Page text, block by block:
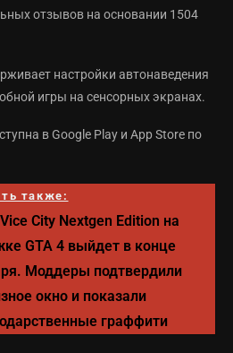
отзывов на основании 1504
настройки автонаведения
игры на сенсорных экранах.
в Google Play и App Store по
также:
City Nextgen Edition на
GTA 4 выйдет в конце
Моддеры подтвердили
окно и показали
граффити